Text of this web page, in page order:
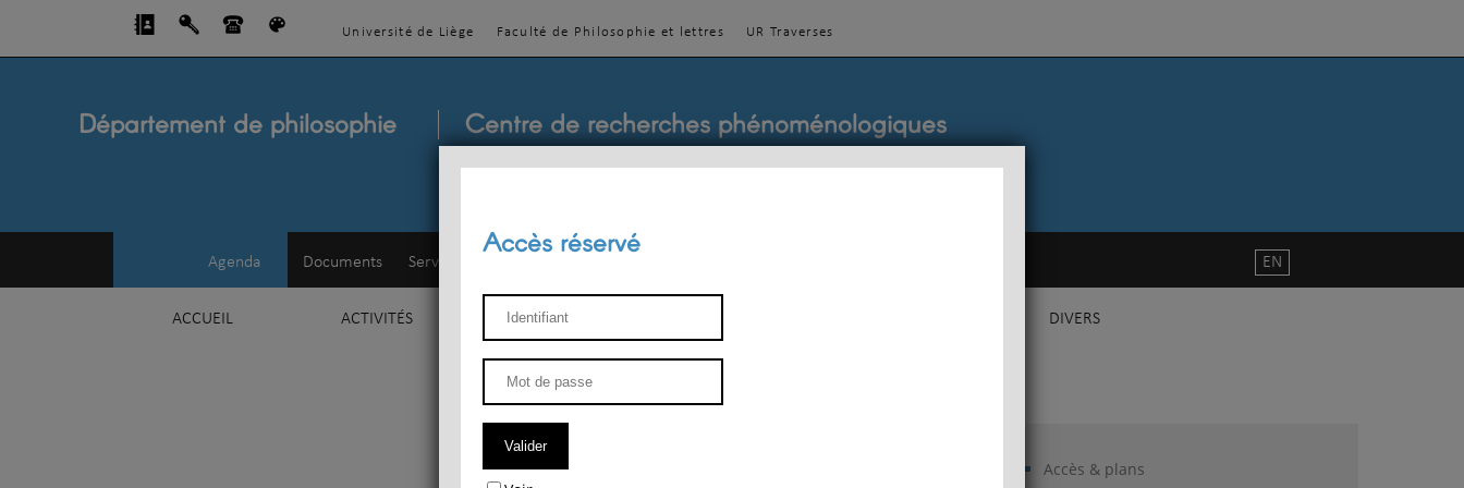
Université de Liège Faculté de Philosophie et lettres UR Traverses
Département de philosophie Centre de recherches phénoménologiques
Agenda Documents Service d'esthétique
ACCUEIL ACTIVITÉS ENSEIGNEMENT DIVERS
EN
Accès & plans
Accès réservé